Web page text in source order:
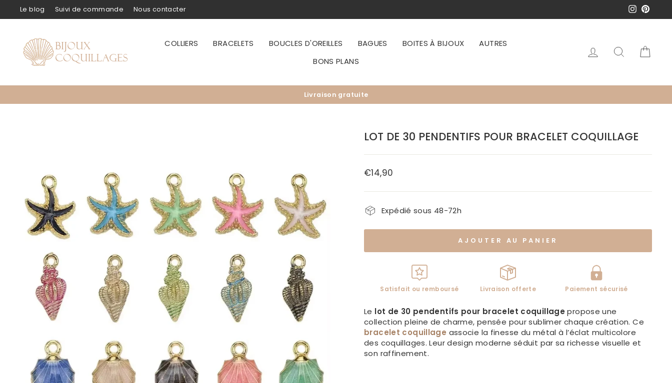
PasserLe blog Suivi de commande Nous contacter Instagram
COLLIERS BRACELETS BOUCLES D'OREILLES BAGUES BOITES À BIJOUX
AUTRES
BONS PLANS
Se connecter
Rechercher
Diaporama
Livraison gratuite
LOT DE 30 PENDENTIFS POUR BRACELET COQUILLAGE
Prix
€14,90
Expédié sous 48-72h
AJOUTER AU PANIER
Satisfait ou remboursé Livraison offerte Paiement sécurisé
Le lot de 30 pendentifs pour bracelet coquillage propose une
collection pleine de charme, pensée pour sublimer chaque création. Ce
bracelet coquillage associe la finesse du métal à l’éclat multicolore
des coquillages. Leur design moderne séduit par sa richesse visuelle et
son raffinement.